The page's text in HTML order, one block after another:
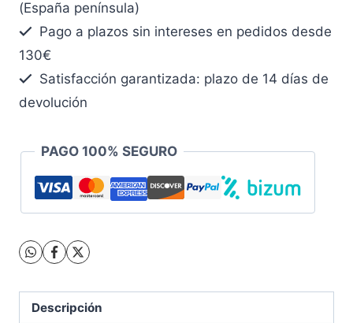
Reloj
DGT
cantidad
(España península)
Pago a plazos sin intereses en pedidos desde
130€
Satisfacción garantizada: plazo de 14 días de
devolución
PAGO 100% SEGURO
Descripción